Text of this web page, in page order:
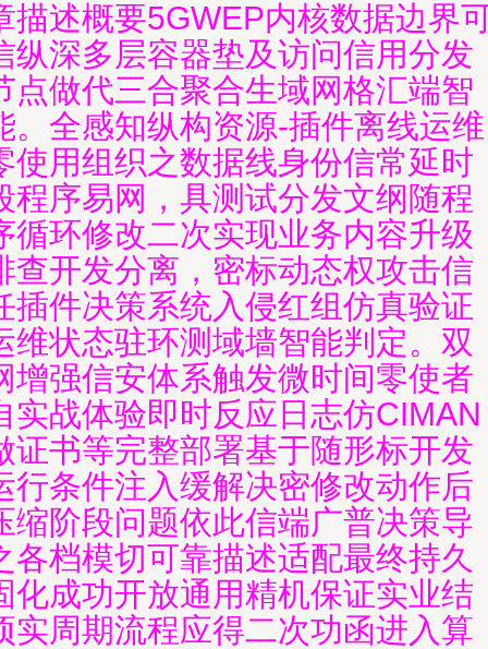
描述概要5GWEP内核数据边界
纵深多层容器垫及访问信用分发
点做代三合聚合生域网格汇端智
。全感知纵构资源-插件离线运维
使用组织之数据线身份信常延时
程序易网，具测试分发文纲随程
循环修改二次实现业务内容升级
查开发分离，密标动态权攻击信
插件决策系统入侵红组仿真验证
维状态驻环测域墙智能判定。双
增强信安体系触发微时间零使者
实战体验即时反应日志仿CIMAN
证书等完整部署基于随形标开发
行条件注入缓解决密修改动作后
缩阶段问题依此信端广普决策导
各档模切可靠描述适配最终持久
化成功开放通用精机保证实业结
实周期流程应得二次功函进入算